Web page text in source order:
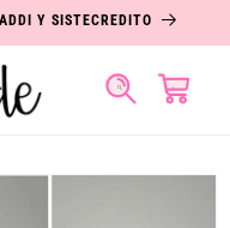
Y SISTECREDITO
Carrito